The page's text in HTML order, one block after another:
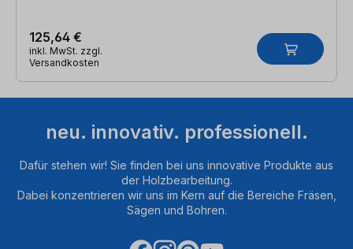
125,64 €
inkl. MwSt. zzgl.
Versandkosten
neu. innovativ. professionell.
Dafür stehen wir! Sie finden bei uns innovative Produkte aus
der Holzbearbeitung.
Dabei konzentrieren wir uns im Kern auf die Bereiche Fräsen,
Sägen und Bohren.